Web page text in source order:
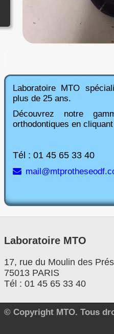
Laboratoire MTO
plus de 25 ans.
Découvrez notre
orthodontiques en
Tél : 01 45 65 33 40
Laboratoire MTO
17, rue du Moulin des Prés
75013 PARIS
Tél : 01 45 65 33 40
© Copyright MTO. Tous